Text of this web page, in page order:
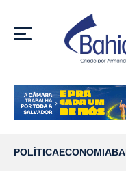
MENU
POLÍTICAECONOMIA